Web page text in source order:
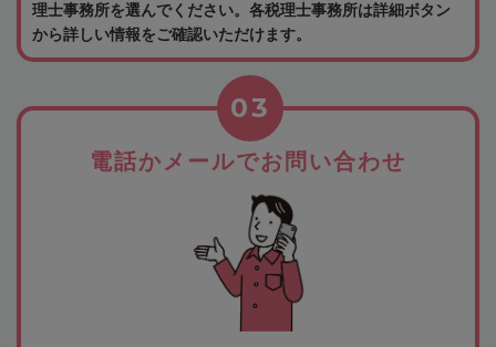
理士事務所を選んでください。各税理士事務所は詳細ボタン
から詳しい情報をご確認いただけます。
電話かメールでお問い合わせ
03